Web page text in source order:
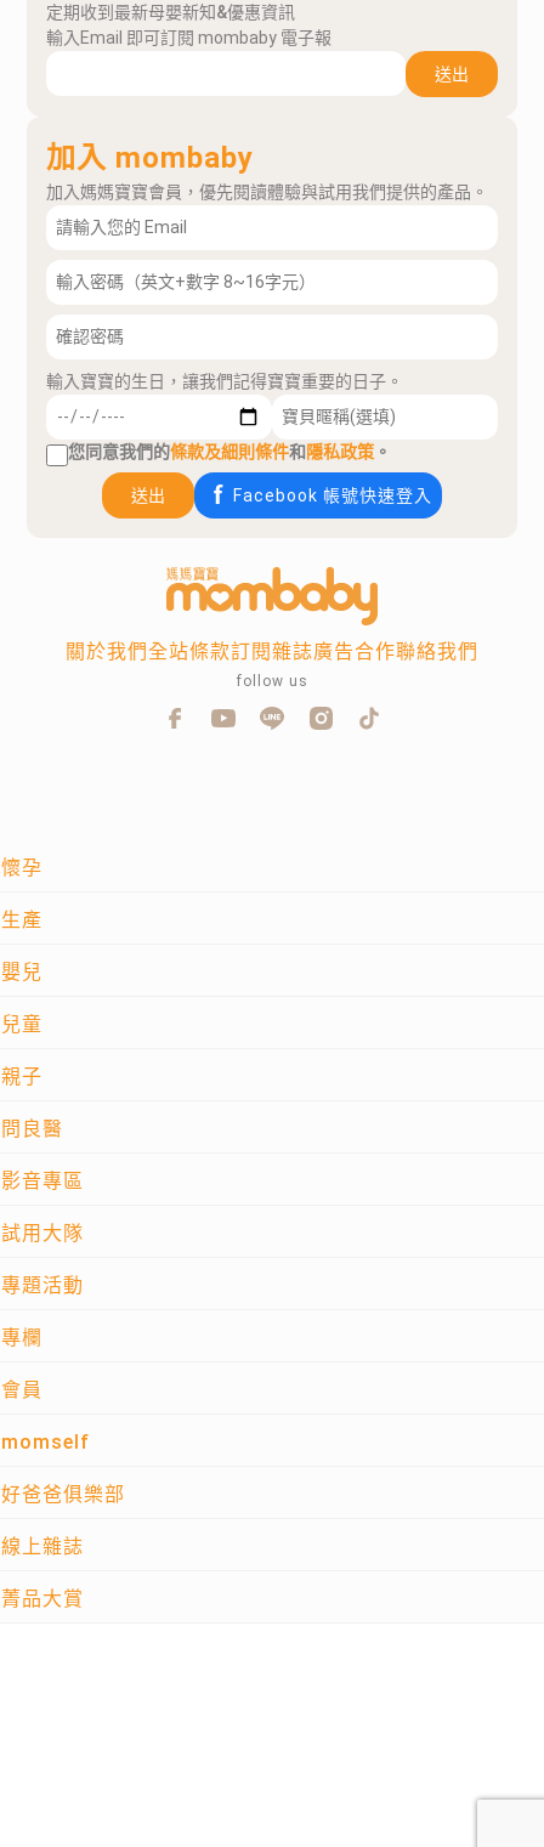
定期收到最新母嬰新知&優惠資訊
輸入Email 即可訂閱 mombaby 電子報
送出
加入 mombaby
加入媽媽寶寶會員，優先閱讀體驗與試用我們提供的產品。
輸入寶寶的生日，讓我們記得寶寶重要的日子。
您同意我們的條款及細則條件和隱私政策 。
送出 Facebook 帳號快速登入
懷孕
生產
嬰兒
兒童
親子
問良醫
影音專區
試用大隊
專題活動
專欄
會員
momself
好爸爸俱樂部
線上雜誌
菁品大賞
關於我們全站條款訂閱雜誌廣告合作聯絡我們
follow us